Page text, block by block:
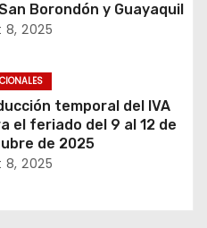
Borondón y Guayaquil
8, 2025
temporal del IVA
el feriado del 9 al 12 de
de 2025
8, 2025